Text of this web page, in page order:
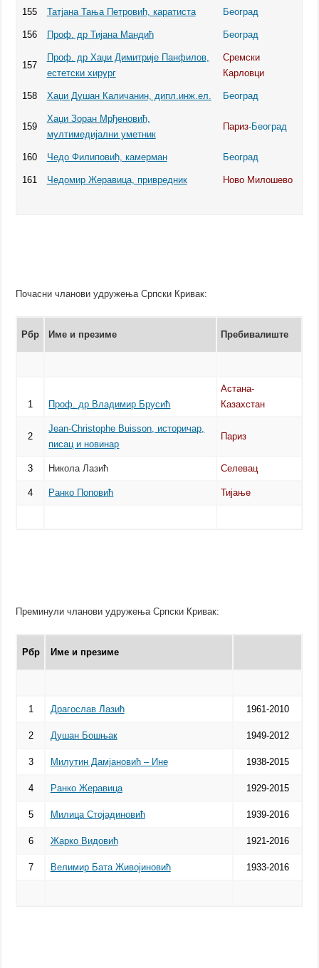
155 Татјана Тања Петровић, каратиста Београд
156 Проф. др Тијана Мандић Београд
157
Проф. др Хаџи Димитрије Панфилов,
естетски хирург
Сремски
Карловци
158 Хаџи Душан Каличанин, дипл.инж.ел. Београд
159
Хаџи Зоран Мрђеновић,
мултимедијални уметник
Париз-Београд
160 Чедо Филиповић, камерман Београд
161 Чедомир Жеравица, привредник Ново Милошево
Почасни чланови удружења Српски Кривак:
Рбр Име и презиме Пребивалиште
1 Проф. др Владимир Брусић
Астана-
Казахстан
2
Јean-Christophe Buisson, историчар,
писац и новинар
Париз
3 Никола Лазић Селевац
4 Ранко Поповић Тијање
Преминули чланови удружења Српски Кривак:
Рбр Име и презиме
1 Драгослав Лазић 1961-2010
2 Душан Бошњак 1949-2012
3 Милутин Дамјановић – Ине 1938-2015
4 Ранко Жеравица 1929-2015
5 Милица Стојадиновић 1939-2016
6 Жарко Видовић 1921-2016
7 Велимир Бата Живојиновић 1933-2016